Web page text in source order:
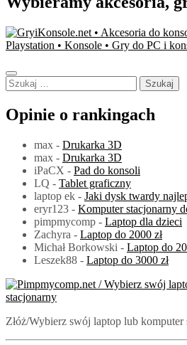
Szukaj:
Opinie o rankingach
max - Drukarka 3D
max - Drukarka 3D
iPaCX - Pad do konsoli
LQ - Tablet graficzny
laptop ek - Jaki dysk twardy
eryr123 - Komputer stacjonarny
pimpmycomp - Laptop dla dzieci
Zachyra - Laptop do 2000 zł
Michał Borkowski - Laptop do
Leszek88 - Laptop do 3000 zł
Złóż/Wybierz swój laptop lub komputer